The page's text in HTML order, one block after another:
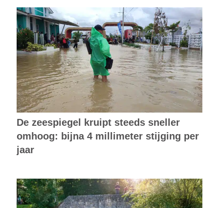
De zeespiegel kruipt steeds sneller
omhoog: bijna 4 millimeter stijging per
jaar